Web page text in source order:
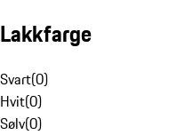
Lakkfarge
Svart(0)
Hvit(0)
Sølv(0)